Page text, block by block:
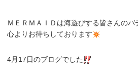
ＭＥＲＭＡＩＤは海遊びする皆さんの
心よりお待ちしております
4月17日のブログでした